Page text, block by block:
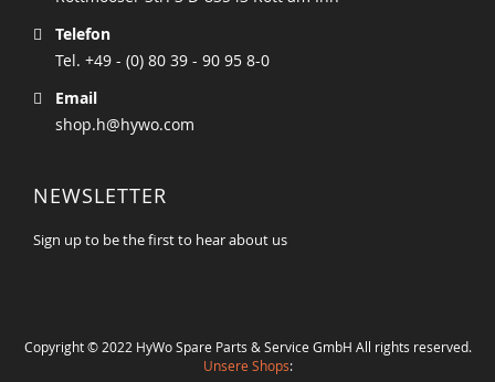
Telefon
Tel. +49 - (0) 80 39 - 90 95 8-0
Email
shop.h@hywo.com
NEWSLETTER
Sign up to be the first to hear about us
Copyright © 2022 HyWo Spare Parts & Service GmbH All rights reserved.
Unsere Shops: